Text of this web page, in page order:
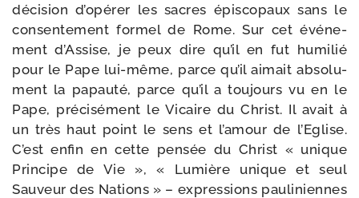
déci­sion d’opérer les sacres épis­co­paux sans le
consen­te­ment for­mel de Rome. Sur cet évé­ne­
ment d’Assise, je peux dire qu’il en fut humi­lié
pour le Pape lui-​même, parce qu’il aimait abso­lu­
ment la papau­té, parce qu’il a tou­jours vu en le
Pape, pré­ci­sé­ment le Vicaire du Christ. Il avait à
un très haut point le sens et l’amour de l’Eglise.
C’est enfin en cette pen­sée du Christ « unique
Principe de Vie », « Lumière unique et seul
Sauveur des Nations » – expres­sions pau­li­niennes